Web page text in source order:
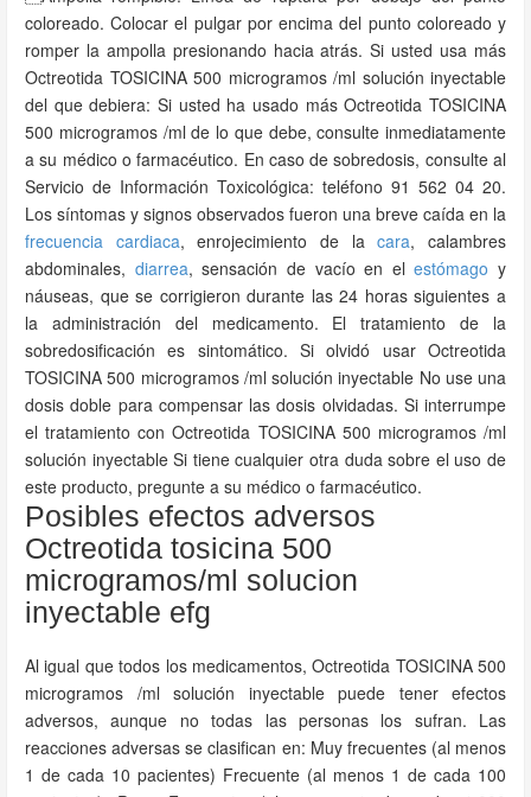
coloreado. Colocar el pulgar por encima del punto coloreado y
romper la ampolla presionando hacia atrás. Si usted usa más
Octreotida TOSICINA 500 microgramos /ml solución inyectable
del que debiera: Si usted ha usado más Octreotida TOSICINA
500 microgramos /ml de lo que debe, consulte inmediatamente
a su médico o farmacéutico. En caso de sobredosis, consulte al
Servicio de Información Toxicológica: teléfono 91 562 04 20.
Los síntomas y signos observados fueron una breve caída en la
frecuencia cardiaca, enrojecimiento de lacara, calambres
abdominales, diarrea, sensación de vacío en elestómago y
náuseas, que se corrigieron durante las 24 horas siguientes a
la administración del medicamento. El tratamiento de la
sobredosificación es sintomático. Si olvidó usar Octreotida
TOSICINA 500 microgramos /ml solución inyectable No use una
dosis doble para compensar las dosis olvidadas. Si interrumpe
el tratamiento con Octreotida TOSICINA 500 microgramos /ml
solución inyectable Si tiene cualquier otra duda sobre el uso de
este producto, pregunte a su médico o farmacéutico.
Posibles efectos adversos
Octreotida tosicina 500
microgramos/ml solucion
inyectable efg
Al igual que todos los medicamentos, Octreotida TOSICINA 500
microgramos /ml solución inyectable puede tener efectos
adversos, aunque no todas las personas los sufran. Las
reacciones adversas se clasifican en: Muy frecuentes (al menos
1 de cada 10 pacientes) Frecuente (al menos 1 de cada 100